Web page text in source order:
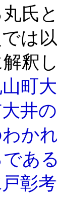
丸氏
は
釈
町
井
か
であ
彰